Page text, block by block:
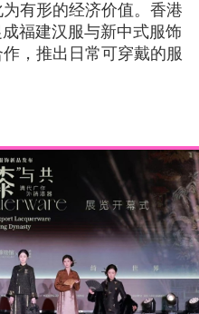
有形的经济价值。香港
福建汉服与新中式服饰
，推出日常可穿戴的服